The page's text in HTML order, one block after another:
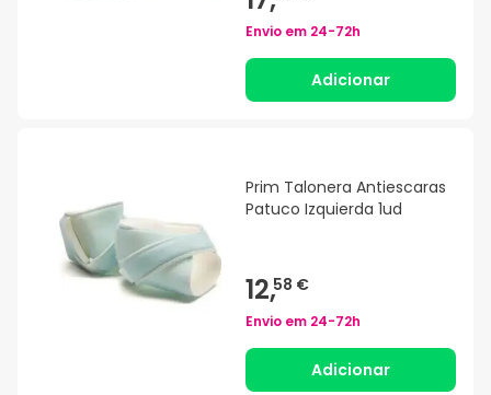
Envio em 24-72h
Adicionar
Prim Talonera Antiescaras
Patuco Izquierda 1ud
12,58 €
Envio em 24-72h
Adicionar